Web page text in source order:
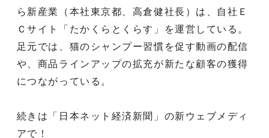
ら新産業（本社東京都、高倉健社長）は、自社Ｅ
Ｃサイト「たかくらとくらす」を運営している。
足元では、猫のシャンプー習慣を促す動画の配信
や、商品ラインアップの拡充が新たな顧客の獲得
につながっている。
続きは「日本ネット経済新聞」の新ウェブメディ
アで！